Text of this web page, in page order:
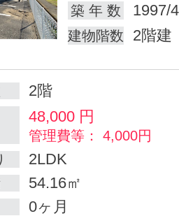
築 年 数
1997/
建物階数 2階建
2階
48,000 円
管理費等： 4,000円
2LDK
54.16㎡
0ヶ月